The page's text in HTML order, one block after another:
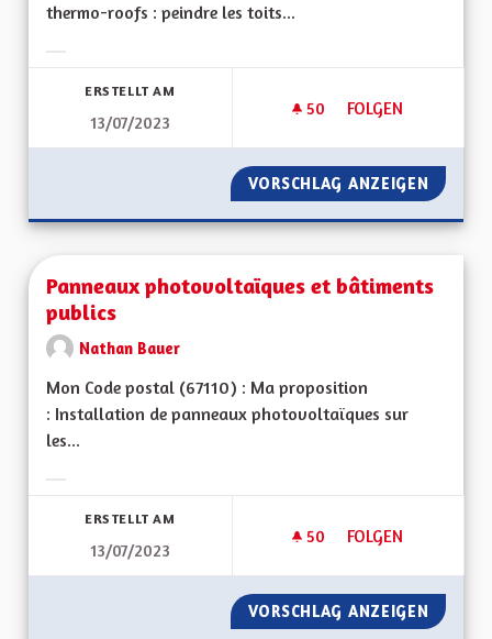
thermo-roofs : peindre les toits...
ERSTELLT AM
13/07/2023
50 50 FOLLOWER
FOLGEN
TOITS "THERMO-
VORSCHLAG ANZEIGEN TOITS
Panneaux photovoltaïques et bâtiments
publics
Nathan Bauer
Mon Code postal (67110) : Ma proposition
: Installation de panneaux photovoltaïques sur
les...
ERSTELLT AM
13/07/2023
50 50 FOLLOWER
FOLGEN
PANNEAUX
VORSCHLAG ANZEIGEN